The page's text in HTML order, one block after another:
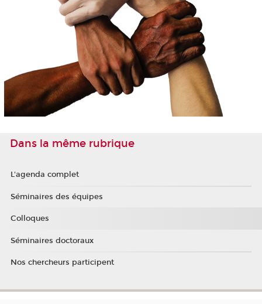
Dans la même rubrique
L'agenda complet
Séminaires des équipes
Colloques
Séminaires doctoraux
Nos chercheurs participent